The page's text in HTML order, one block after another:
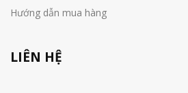
Hướng dẫn mua hàng
LIÊN HỆ